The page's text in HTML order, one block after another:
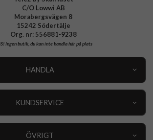
C/O Lowwi AB
Morabergsvägen 8
15242 Södertälje
Org. nr: 556881-9238
Ingen butik, du kan inte handla här på plats
HANDLA
KUNDSERVICE
ÖVRIGT